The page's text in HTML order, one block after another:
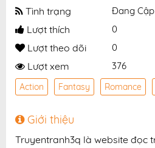
Tình trạng Đang
Lượt thích 0
Lượt theo dõi 0
Lượt xem 376
Action Fantasy Romance
Giới thiệu
Truyentranh3q là website đọc